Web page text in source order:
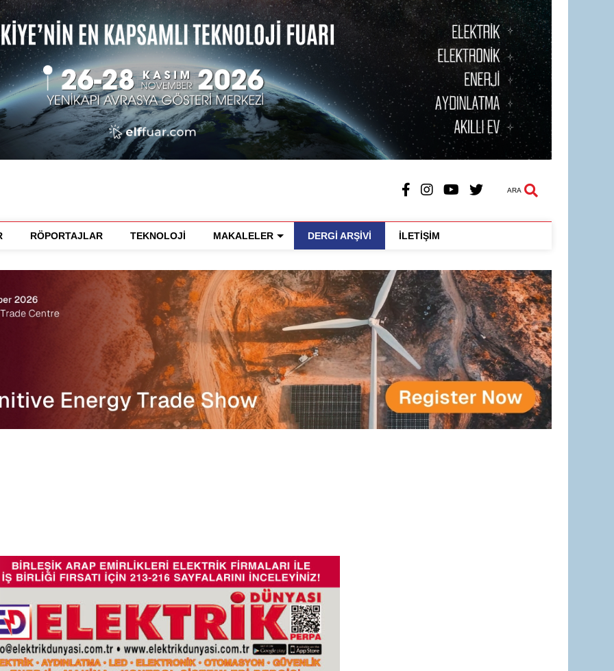
ARA
RÖPORTAJLAR TEKNOLOJİ MAKALELER DERGİ ARŞİVİ İLETİŞİM